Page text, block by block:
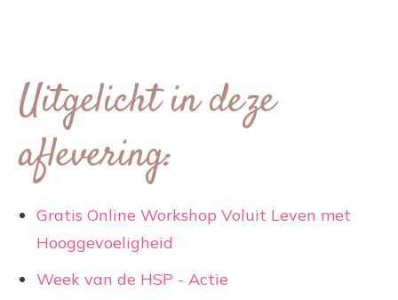
Uitgelicht in deze
aflevering:
Gratis Online Workshop Voluit Leven met
Hooggevoeligheid
Week van de HSP - Actie